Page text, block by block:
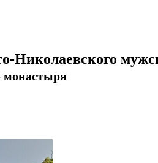
Николаевского
монастыря